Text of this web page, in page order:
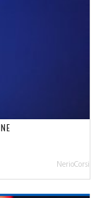
NerioCorsi